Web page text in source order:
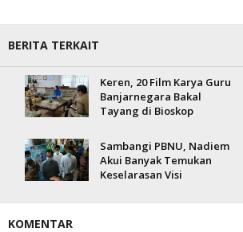
BERITA TERKAIT
Keren, 20 Film Karya Guru
Banjarnegara Bakal
Tayang di Bioskop
Sambangi PBNU, Nadiem
Akui Banyak Temukan
Keselarasan Visi
KOMENTAR